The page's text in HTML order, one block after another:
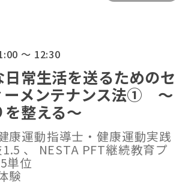
～ 12:30
日常生活を送るためのセ
ーメンテナンス法① ～
整える～
康運動指導士・健康運動実践
、 NESTA PFT継続教育プ
単位
験